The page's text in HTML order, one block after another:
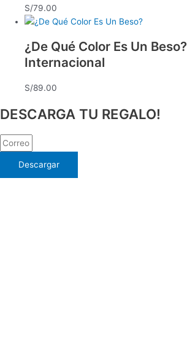
S/79.00
¿De Qué Color Es Un Beso?
Internacional
S/89.00
DESCARGA TU REGALO!
Descargar